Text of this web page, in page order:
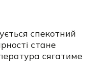
спекотний
стане
сягатиме